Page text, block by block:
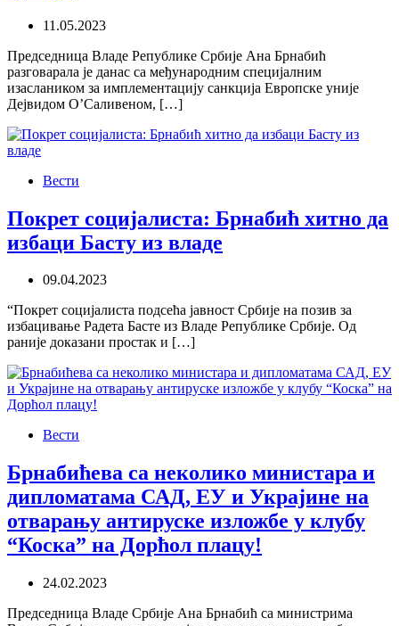
11.05.2023
Председница Владе Републике Србије Ана Брнабић
разговарала је данас са међународним специјалним
изаслаником за имплементацију санкција Европске уније
Дејвидом О’Саливеном, […]
Вести
Покрет социјалиста: Брнабић хитно да
избаци Басту из владе​
09.04.2023
“Покрет социјалиста подсећа јавност Србије на позив за
избацивање Радета Басте из Владе Републике Србије. Од
раније доказани простак и […]
Вести
Брнабићева са неколико министара и
дипломатама САД, ЕУ и Украјине на
отварању антируске изложбе у клубу
“Коска” на Дорћол плацу!
24.02.2023
Председница Владе Србије Ана Брнабић са министрима